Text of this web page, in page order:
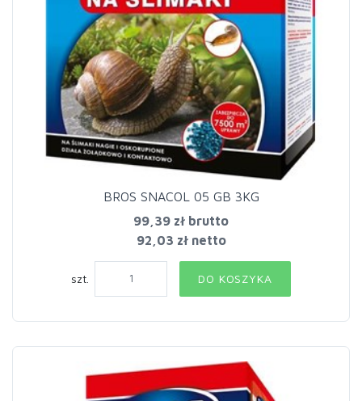
BROS SNACOL 05 GB 3KG
99,39 zł brutto
92,03 zł netto
szt. DO KOSZYKA